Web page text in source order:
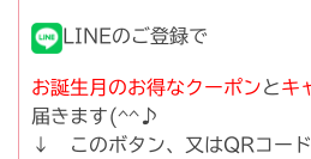
LINEのご登録で
お誕生月のお得なクーポンとキ
届きます(^^♪
↓ このボタン、又はQRコード